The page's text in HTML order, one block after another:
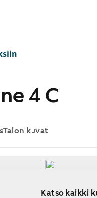
4 C
Talon kuvat
Katso kaikki